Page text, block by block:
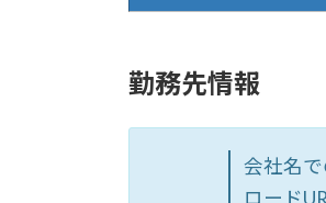
勤務先情報
会社名
ロード